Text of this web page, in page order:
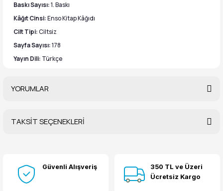
Baskı Sayısı:1. Baskı
Kâğıt Cinsi:Enso Kitap Kâğıdı
Cilt Tipi:Ciltsiz
Sayfa Sayısı:178
Yayın Dili: Türkçe
YORUMLAR
Yorum Yaz
TAKSİT SEÇENEKLERİ
Güvenli Alışveriş
350 TL ve Üzeri
Ücretsiz Kargo